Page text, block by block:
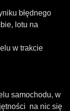
błędnego
lotu na
w trakcie
samochodu, w
na nic się